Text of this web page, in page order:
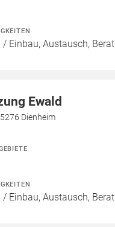
Einbau, Austausch,
Ewald
Dienheim
Einbau, Austausch,